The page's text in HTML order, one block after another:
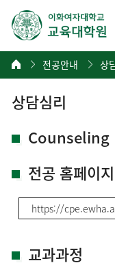
전공안내 상
상담심리
전공 홈페이지
https://
교과과정